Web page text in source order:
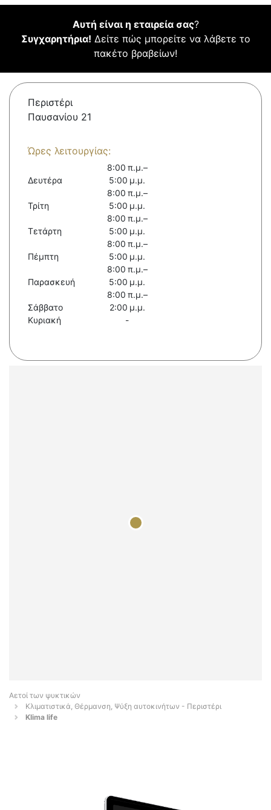
Αυτή είναι η εταιρεία σας?
Συγχαρητήρια! Δείτε πώς μπορείτε να λάβετε το
πακέτο βραβείων!
Περιστέρι
Παυσανίου 21
Ώρες λειτουργίας:
Δευτέρα
8:00 π.μ.–
5:00 μ.μ.
Τρίτη
8:00 π.μ.–
5:00 μ.μ.
Τετάρτη
8:00 π.μ.–
5:00 μ.μ.
Πέμπτη
8:00 π.μ.–
5:00 μ.μ.
Παρασκευή
8:00 π.μ.–
5:00 μ.μ.
Σάββατο
8:00 π.μ.–
2:00 μ.μ.
Κυριακή
-
Αετοί των ψυκτικών
Κλιματιστικά, Θέρμανση, Ψύξη αυτοκινήτων - Περιστέρι
Klima life